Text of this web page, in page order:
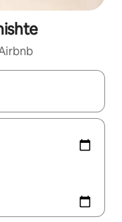
med upp- och